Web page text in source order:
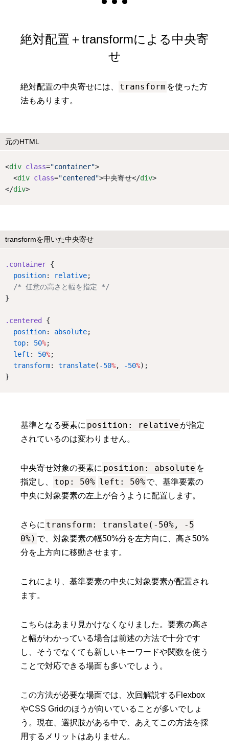
絶対配置＋transformによる中央寄
せ
絶対配置の中央寄せには、 transform を使った方
法もあります。
元のHTML
<div class="container">
  <
div class="centered">中央寄せ</div>
</div>
transformを用いた中央寄せ
.container {
position: relative;
/* 任意の高さと幅を指定 */
}
.centered
{
position: absolute;
top: 50%;
left : 50%;
transform: translate( -50%, -50%);
}
基準となる要素に position: relative が指定
されているのは変わりません。
中央寄せ対象の要素に position: absolute を
指定し、
top: 50% left: 50%で、基準要素の
中央に対象要素の左上が合うように配置します。
さらに transform: translate(-50%, -5
0%) で、対象要素の幅50%分を左方向に、高さ50%
分を上方向に移動させます。
これにより、基準要素の中央に対象要素が配置され
ます。
こちらはあまり見かけなくなりました。要素の高さ
と幅がわかっている場合は前述の方法で十分です
し、そうでなくても新しいキーワードや関数を使う
ことで対応できる場面も多いでしょう。
この方法が必要な場面では、次回解説するFlexbox
やCSS Gridのほうが向いていることが多いでしょ
う。現在、選択肢がある中で、あえてこの方法を採
用するメリットはありません。